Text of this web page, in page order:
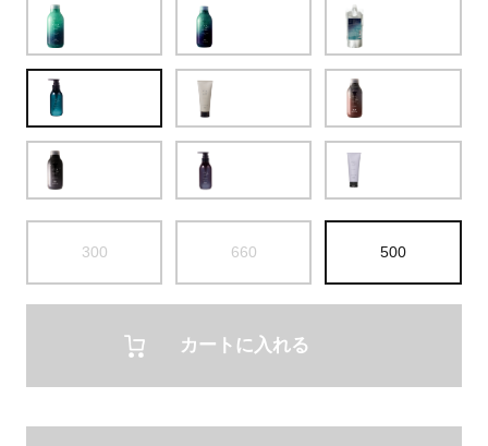
300 660 500
カートに入れる